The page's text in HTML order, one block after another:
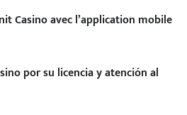
Casino avec l’application mobile
por su licencia y atención al